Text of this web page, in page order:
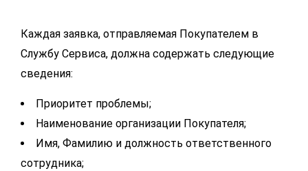
Каждая заявка, отправляемая Покупателем в
Службу Сервиса, должна содержать следующие
сведения:
Приоритет проблемы;
Наименование организации Покупателя;
Имя, Фамилию и должность ответственного
сотрудника;